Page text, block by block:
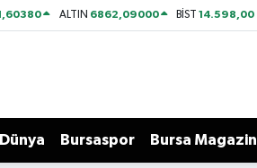
ALTIN 6862,09000 BİST14.598,00
Dünya Bursaspor Bursa Magazin